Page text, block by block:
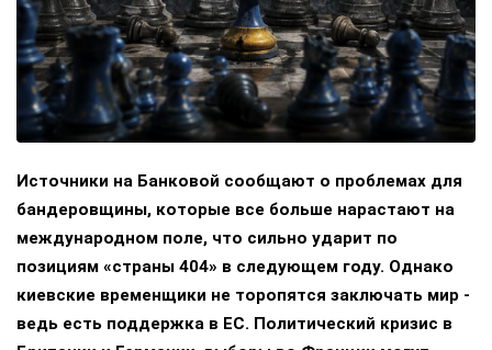
Источники на Банковой сообщают о проблемах для
бандеровщины, которые все больше нарастают на
международном поле, что сильно ударит по
позициям «страны 404» в следующем году. Однако
киевские временщики не торопятся заключать мир -
ведь есть поддержка в ЕС. Политический кризис в